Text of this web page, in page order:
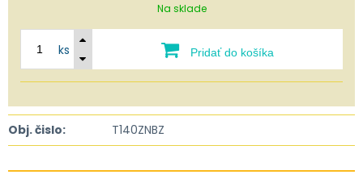
Na sklade
ks Pridať do košíka
Obj. čislo: T140ZNBZ